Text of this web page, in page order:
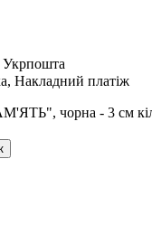
Накладний платіж
чорна - 3 см